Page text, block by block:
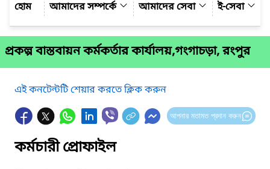
আমাদের সম্পর্কে
আমাদের সেবা ই-সেবা
প্রকল্প বাস্তবায়ন কর্মকর্তার কার্যালয়,গংগাচড়া, রংপুর
এই কনটেন্টটি শেয়ার করতে ক্লিক করুন
আপনার মতামত প্রদান করুন
কর্মচারী প্রোফাইল